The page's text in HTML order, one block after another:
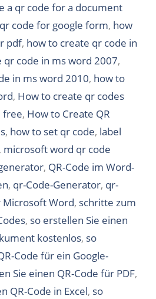
a qr code for a document
code for google form, how
pdf, how to create qr code in
qr code in ms word 2007,
in ms word 2010, how to
, How to create qr codes
free, How to Create QR
, how to set qr code, label
, microsoft word qr code
, QR-Code im Word-
, qr-Code-Generator, qr-
Word, schritte zum
, so erstellen Sie einen
kostenlos, so
Code für ein Google-
Sie einen QR-Code für PDF,
QR-Code in Excel, so